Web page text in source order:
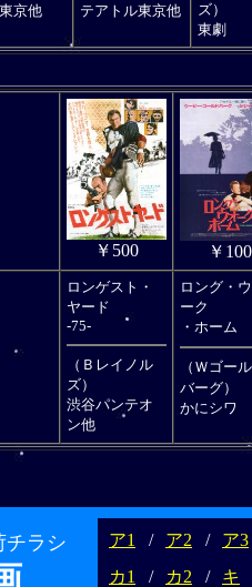
京他
テアトル東京他
ズ）
東劇
￥500 ￥100
ロンゲスト・
ヤード
-75-
（Ｂレイノル
ズ）
渋谷パンテオ
ン他
ロング・
ーク
・ホーム
（Ｗゴー
バーグ）
かにシワ
チラシ ア1 / ア2 / ア3
カ1
/ カ2 / キ